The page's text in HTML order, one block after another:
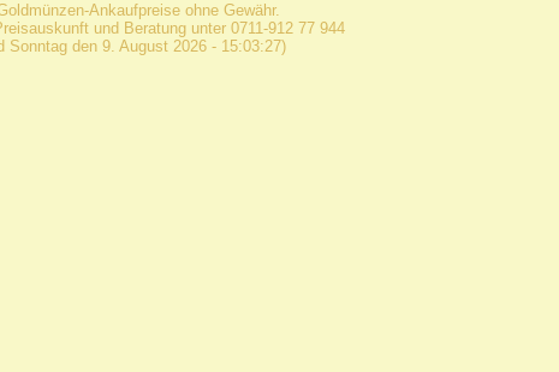
Ankaufpreise ohne Gewähr.
und Beratung unter 0711-912 77 944
Sonntag den 9. August 2026 - 15:03:27)